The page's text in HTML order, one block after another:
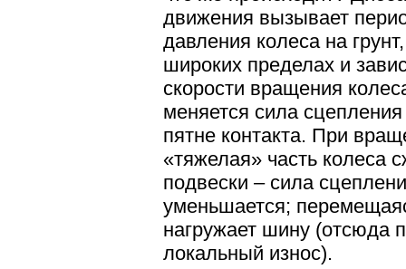
движения вызывает
давления колеса на
широких пределах и
скорости вращения
меняется сила
пятне контакта. При
«тяжелая» часть колеса
подвески – сила
уменьшается;
нагружает шину (отсюда
локальный износ).